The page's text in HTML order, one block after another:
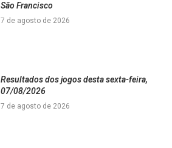
São Francisco
7 de agosto de 2026
Resultados dos jogos desta sexta-feira,
07/08/2026
7 de agosto de 2026